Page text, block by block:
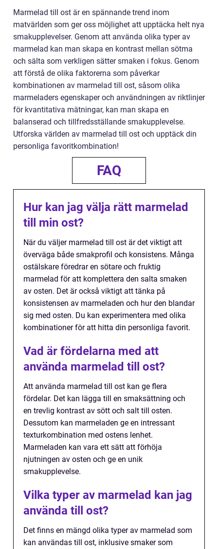
Marmelad till ost är en spännande trend inom
matvärlden som ger oss möjlighet att upptäcka helt nya
smakupplevelser. Genom att använda olika typer av
marmelad kan man skapa en kontrast mellan sötma
och sälta som verkligen sätter smaken i fokus. Genom
att förstå de olika faktorerna som påverkar
kombinationen av marmelad till ost, såsom olika
marmeladers egenskaper och användningen av riktlinjer
för kvantitativa mätningar, kan man skapa en
balanserad och tillfredsställande smakupplevelse.
Utforska världen av marmelad till ost och upptäck din
personliga favoritkombination!
FAQ
Hur kan jag välja rätt marmelad
till min ost?
När du väljer marmelad till ost är det viktigt att
överväga både smakprofil och konsistens. Många
ostälskare föredrar en sötare och fruktig
marmelad för att komplettera den salta smaken
av osten. Det är också viktigt att tänka på
konsistensen av marmeladen och hur den blandar
sig med osten. Du kan experimentera med olika
kombinationer för att hitta din personliga favorit.
Vad är fördelarna med att
använda marmelad till ost?
Att använda marmelad till ost kan ge flera
fördelar. Det kan lägga till en smaksättning och
en trevlig kontrast av sött och salt till osten.
Dessutom kan marmeladen ge en intressant
texturkombination med ostens lenhet.
Marmeladen kan vara ett sätt att förhöja
njutningen av osten och ge en unik
smakupplevelse.
Vilka typer av marmelad kan jag
använda till ost?
Det finns en mängd olika typer av marmelad som
kan användas till ost, inklusive smaker som